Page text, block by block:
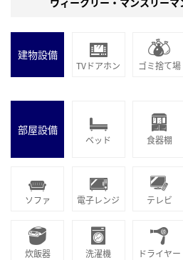
建物設備
TVドアホン ゴミ捨て場
部屋設備
ベッド 食器棚
ソファ 電子レンジ テレビ
炊飯器 洗濯機 ドライヤー